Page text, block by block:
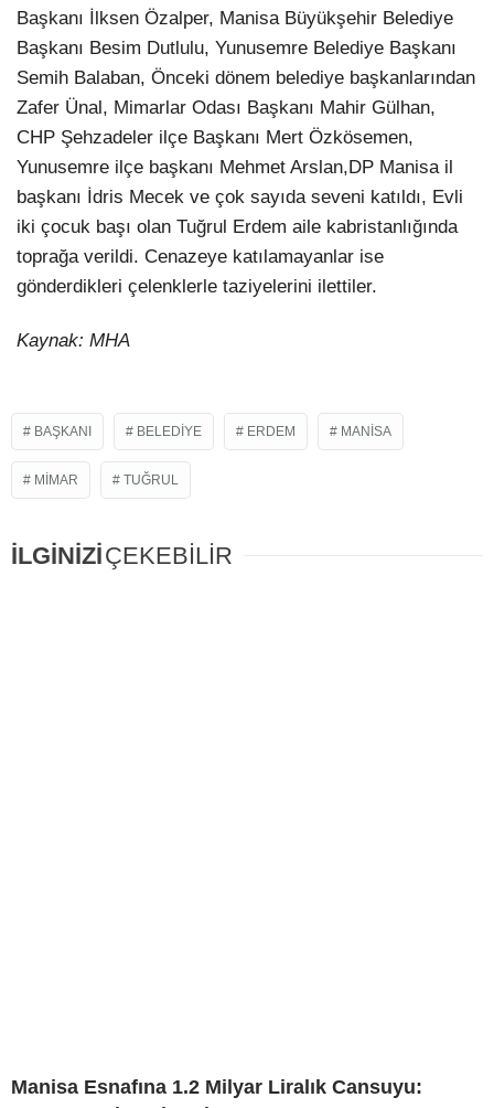
Başkanı İlksen Özalper, Manisa Büyükşehir Belediye
Başkanı Besim Dutlulu, Yunusemre Belediye Başkanı
Semih Balaban, Önceki dönem belediye başkanlarından
Zafer Ünal, Mimarlar Odası Başkanı Mahir Gülhan,
CHP Şehzadeler ilçe Başkanı Mert Özkösemen,
Yunusemre ilçe başkanı Mehmet Arslan,DP Manisa il
başkanı İdris Mecek ve çok sayıda seveni katıldı, Evli
iki çocuk başı olan Tuğrul Erdem aile kabristanlığında
toprağa verildi. Cenazeye katılamayanlar ise
gönderdikleri çelenklerle taziyelerini ilettiler.
Kaynak: MHA
BAŞKANI BELEDIYE ERDEM MANISA
MIMAR TUĞRUL
İLGİNİZİÇEKEBİLİR
Manisa Esnafına 1.2 Milyar Liralık Cansuyu: